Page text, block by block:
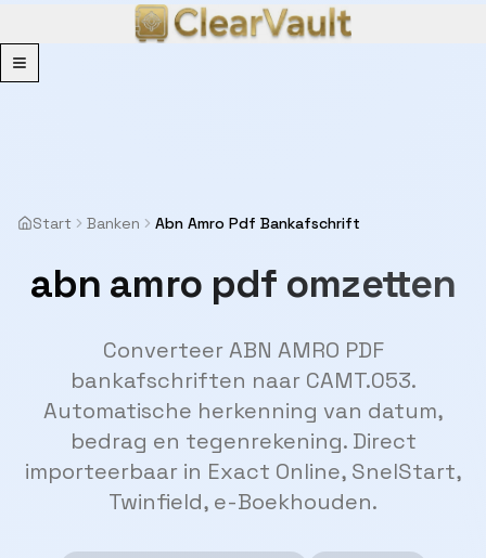
Menu
Start Banken Abn Amro Pdf Bankafschrift
abn amro pdf omzetten
Converteer ABN AMRO PDF
bankafschriften naar CAMT.053.
Automatische herkenning van datum,
bedrag en tegenrekening. Direct
importeerbaar in Exact Online, SnelStart,
Twinfield, e-Boekhouden.